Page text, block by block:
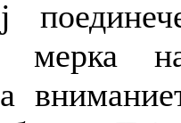
мерка